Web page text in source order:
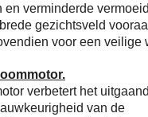
en verminderde
gezichtsveld
voor een veilige
verbetert het
van de